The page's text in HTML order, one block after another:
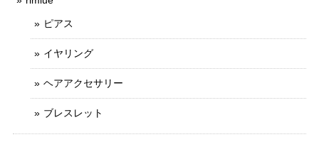
ピアス
イヤリング
ヘアアクセサリー
ブレスレット